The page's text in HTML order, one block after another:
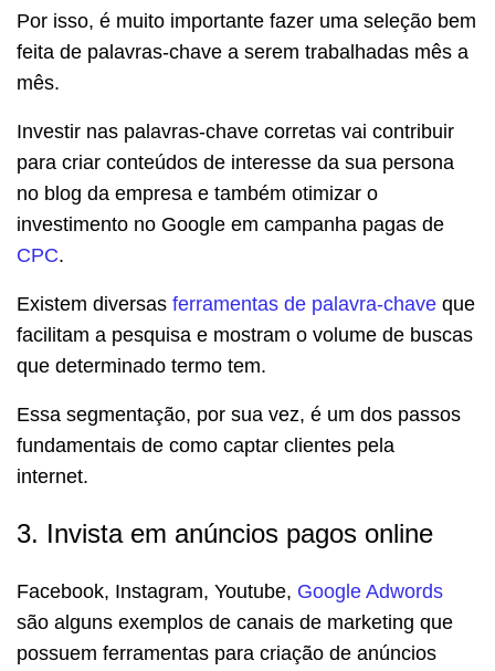
Por isso, é muito importante fazer uma seleção bem
feita de palavras-chave a serem trabalhadas mês a
mês.
Investir nas palavras-chave corretas vai contribuir
para criar conteúdos de interesse da sua persona
no blog da empresa e também otimizar o
investimento no Google em campanha pagas de
CPC.
Existem diversas ferramentas de palavra-chave que
facilitam a pesquisa e mostram o volume de buscas
que determinado termo tem.
Essa segmentação, por sua vez, é um dos passos
fundamentais de como captar clientes pela
internet.
3. Invista em anúncios pagos online
Facebook, Instagram, Youtube, Google Adwords
são alguns exemplos de canais de marketing que
possuem ferramentas para criação de anúncios